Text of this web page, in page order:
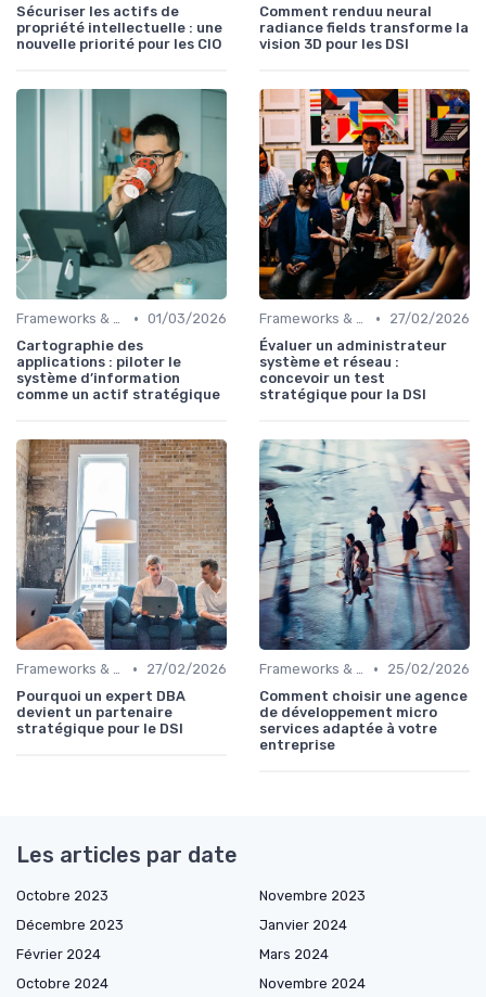
Sécuriser les actifs de
propriété intellectuelle : une
nouvelle priorité pour les CIO
Comment renduu neural
radiance fields transforme la
vision 3D pour les DSI
Frameworks & Outils • 01/03/2026
Cartographie des
applications : piloter le
système d’information
comme un actif stratégique
Frameworks & Outils •
27/02/2026
Évaluer un administrateur
système et réseau :
concevoir un test
stratégique pour la DSI
Frameworks & Outils •
27/02/2026
Pourquoi un expert DBA
devient un partenaire
stratégique pour le DSI
Frameworks & Outils •
25/02/2026
Comment choisir une agence
de développement micro
services adaptée à votre
entreprise
Les articles par date
Octobre 2023
Novembre 2023
Décembre 2023
Janvier 2024
Février 2024
Mars 2024
Octobre 2024
Novembre 2024